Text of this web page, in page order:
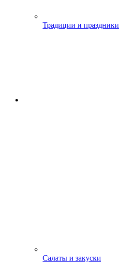
Традиции и праздники
Салаты и закуски